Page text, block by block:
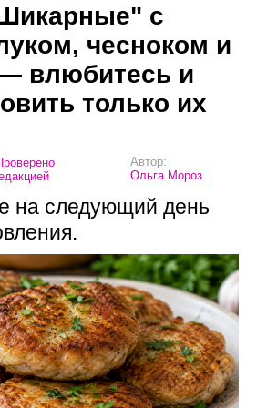
с
чесноком и
влюбитесь и
только их
Автор:
Ольга Мороз
на следующий день